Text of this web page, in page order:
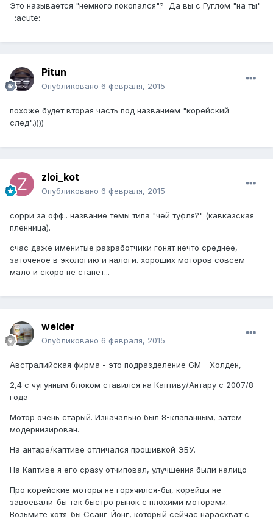
Это называется "немного покопался"? Да вы с Гуглом "на ты"
:acute:
Pitun
Опубликовано 6 февраля, 2015
похоже будет вторая часть под названием "корейский
след".))))
zloi_kot
Опубликовано 6 февраля, 2015
сорри за офф.. название темы типа "чей туфля?" (кавказская
пленница).
счас даже именитые разработчики гонят нечто среднее,
заточеное в экологию и налоги. хороших моторов совсем
мало и скоро не станет...
welder
Опубликовано 6 февраля, 2015
Австралийская фирма - это подразделение GM- Холден,
2,4 с чугунным блоком ставился на Каптиву/Антару с 2007/8
года
Мотор очень старый. Изначально был 8-клапанным, затем
модернизирован.
На антаре/каптиве отличался прошивкой ЭБУ.
На Каптиве я его сразу отчиповал, улучшения были налицо
Про корейские моторы не горячился-бы, корейцы не
завоевали-бы так быстро рынок с плохими моторами.
Возьмите хотя-бы Ссанг-Йонг, который сейчас нарасхват с